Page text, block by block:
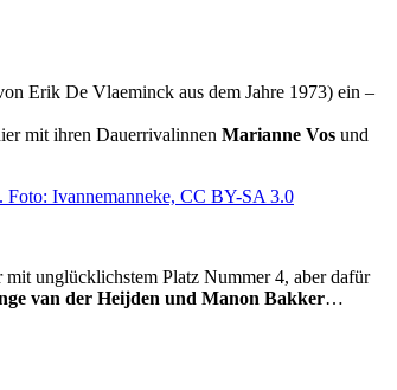
Erik De Vlaeminck aus dem Jahre 1973) ein –
mit ihren Dauerrivalinnen Marianne Vos und
mit unglücklichstem Platz Nummer 4, aber dafür
van der Heijden und Manon Bakker…